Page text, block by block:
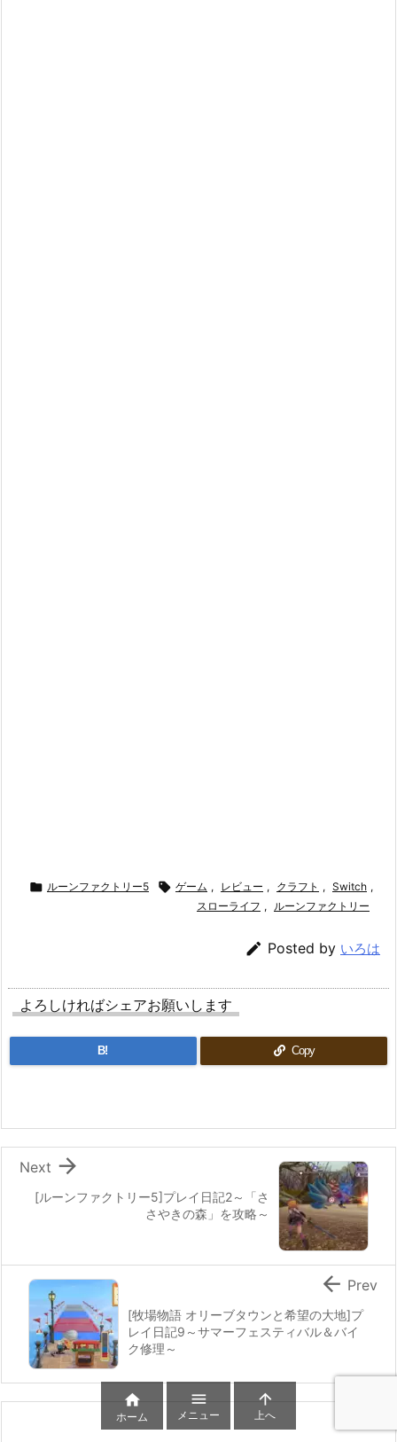
 ルーンファクトリー5  ゲーム , レビュー , クラフト , Switch ,
スローライフ , ルーンファクトリー
 Posted by いろは
よろしければシェアお願いします
B! Copy
[ルーンファクトリー5]プレイ日記2～「さ
さやきの森」を攻略～

Next
[牧場物語 オリーブタウンと希望の大地]プ
レイ日記9～サマーフェスティバル＆バイ
ク修理～
 Prev

ホーム

メニュー

上へ